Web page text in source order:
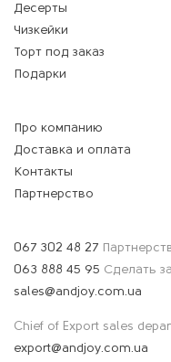
Десерты
Чизкейки
Торт под заказ
Подарки
Про компанию
Доставка и оплата
Контакты
Партнерство
067 302 48 27
063 888 45 95 Сделать
sales@andjoy.com.ua
Chief of Export sales
export@andjoy.com.ua